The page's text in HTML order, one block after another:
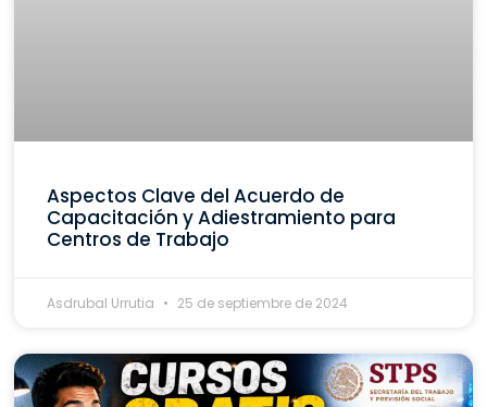
Aspectos Clave del Acuerdo de
Capacitación y Adiestramiento para
Centros de Trabajo
Asdrubal Urrutia 25 de septiembre de 2024